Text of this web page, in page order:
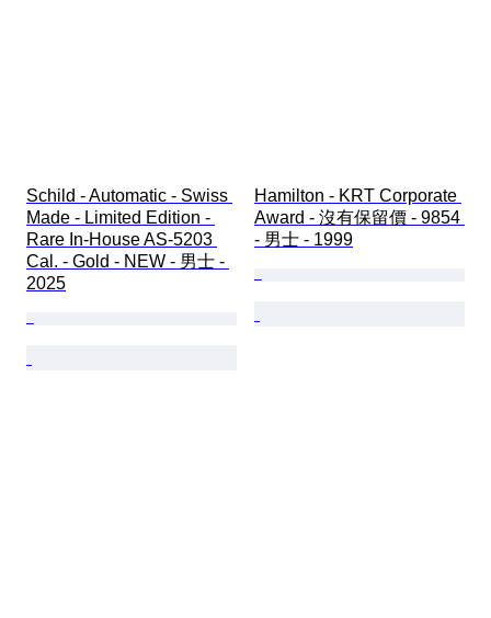
Schild - Automatic - Swiss
Made - Limited Edition -
Rare In-House AS-5203
Cal. - Gold - NEW - 男士 -
2025
Hamilton - KRT Corporate
Award - 沒有保留價 - 9854
- 男士 - 1999